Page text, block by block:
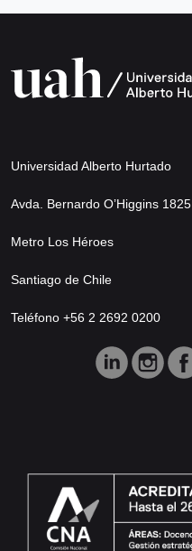
Universidad Alberto Hurtado
Avda. Bernardo O’Higgins 1825
Metro Los Héroes
Santiago de Chile
Teléfono +56 2 2692 0200